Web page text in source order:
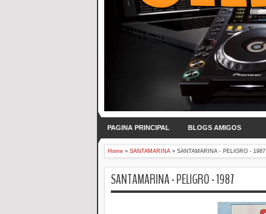
PAGINA PRINCIPAL BLOGS AMIGOS
Home » SANTAMARINA » SANTAMARINA - PELIGRO - 1987
SANTAMARINA - PELIGRO - 1987